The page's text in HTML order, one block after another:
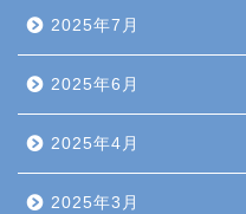
2025年7月
2025年6月
2025年4月
2025年3月